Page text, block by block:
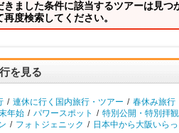
きました条件に該当するツアーは見つ
度検索してください。
を見る
/ 連休に行く国内旅行・ツアー / 春休み旅行
年始 / パワースポット / 特別公開・特別拝
/ フォトジェニック / 日本中から大阪いら